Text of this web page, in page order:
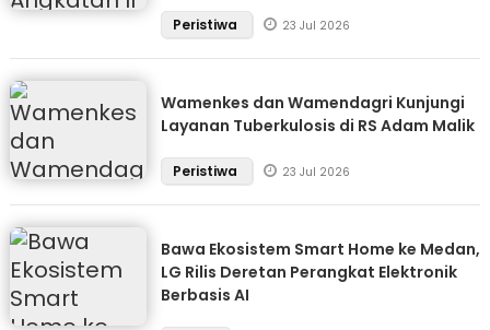
Peristiwa 23 Jul 2026
Wamenkes dan Wamendagri Kunjungi
Layanan Tuberkulosis di RS Adam Malik
Peristiwa 23 Jul 2026
Bawa Ekosistem Smart Home ke Medan,
LG Rilis Deretan Perangkat Elektronik
Berbasis AI